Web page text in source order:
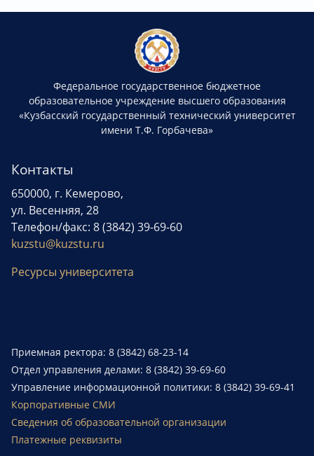
Федеральное государственное бюджетное
образовательное учреждение высшего образования
«Кузбасский государственный технический университет
имени Т.Ф. Горбачева»
Контакты
650000, г. Кемерово,
ул. Весенняя, 28
Телефон/факс: 8 (3842) 39-69-60
kuzstu@kuzstu.ru
Ресурсы университета
Приемная ректора: 8 (3842) 68-23-14
Отдел управления делами: 8 (3842) 39-69-60
Управление информационной политики: 8 (3842) 39-69-41
Корпоративные СМИ
Сведения об образовательной организации
Платежные реквизиты